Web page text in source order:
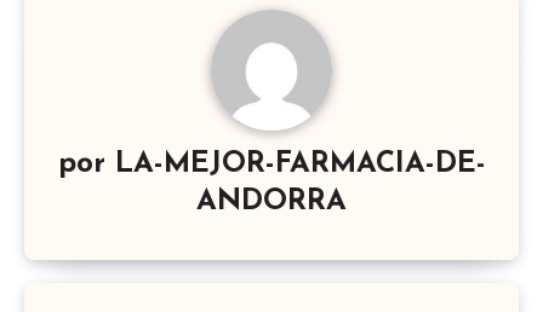
por LA-MEJOR-FARMACIA-DE-
ANDORRA